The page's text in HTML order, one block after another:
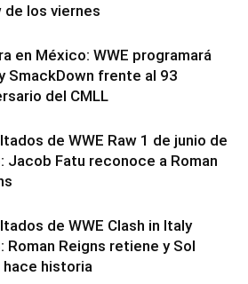
de los viernes
en México: WWE programará
SmackDown frente al 93
del CMLL
de WWE Raw 1 de junio de
Jacob Fatu reconoce a Roman
de WWE Clash in Italy
Roman Reigns retiene y Sol
hace historia